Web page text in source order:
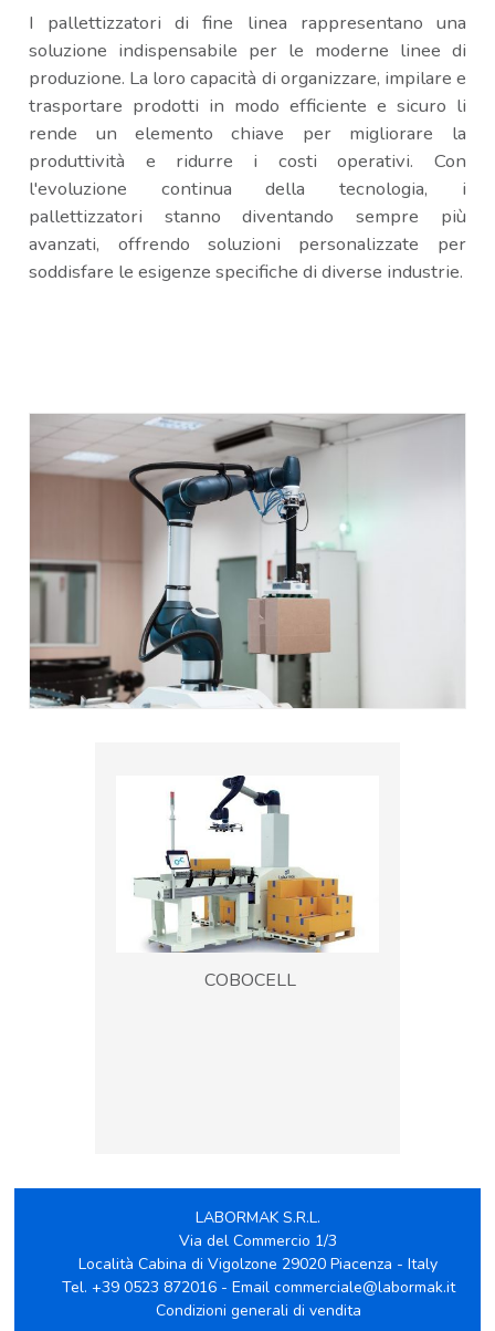
I pallettizzatori di fine linea rappresentano una
soluzione indispensabile per le moderne linee di
produzione. La loro capacità di organizzare, impilare e
trasportare prodotti in modo efficiente e sicuro li
rende un elemento chiave per migliorare la
produttività e ridurre i costi operativi. Con
l'evoluzione continua della tecnologia, i
pallettizzatori stanno diventando sempre più
avanzati, offrendo soluzioni personalizzate per
soddisfare le esigenze specifiche di diverse industrie.
COBOCELL
LABORMAK S.R.L.
Via del Commercio 1/3
Località Cabina di Vigolzone 29020 Piacenza - Italy
Tel. +39 0523 872016- Email commerciale@labormak.it
Condizioni generali di vendita